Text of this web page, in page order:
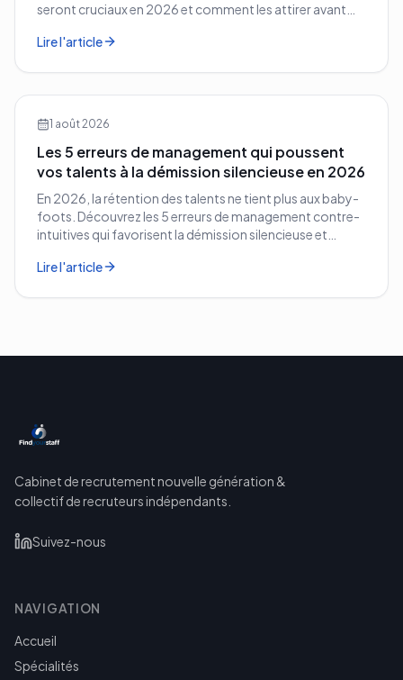
seront cruciaux en 2026 et comment les attirer avant
Lire l'article
1 août 2026
Les 5 erreurs de management qui poussent
vos talents à la démission silencieuse en 2026
En 2026, la rétention des talents ne tient plus aux baby-
foots. Découvrez les 5 erreurs de management contre-
intuitives qui favorisent la démission silencieuse et
Lire l'article
Cabinet de recrutement nouvelle génération &
collectif de recruteurs indépendants.
Suivez-nous
NAVIGATION
Accueil
Spécialités